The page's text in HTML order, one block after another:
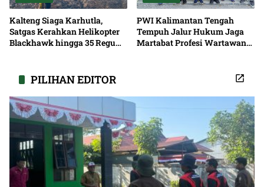
Kalteng Siaga Karhutla,
Satgas Kerahkan Helikopter
Blackhawk hingga 35 Regu
PWI Kalimantan Tengah
Tempuh Jalur Hukum Jaga
Martabat Profesi Wartawan
PILIHAN EDITOR